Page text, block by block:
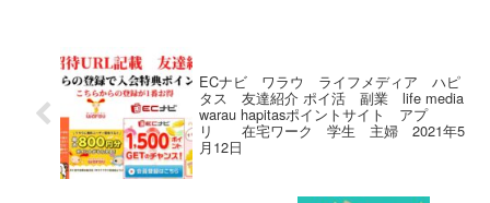
ECナビ ワラウ ライフメディア ハピ
タス 友達紹介 ポイ活 副業 life media
warau hapitasポイントサイト アプ
リ 在宅ワーク 学生 主婦 2021年5
月12日